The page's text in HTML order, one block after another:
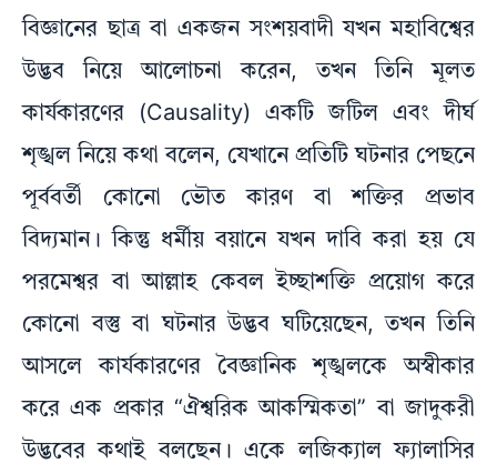
বিজ্ঞানের ছাত্র বা একজন সংশয়বাদী যখন মহাবিশ্বের
উদ্ভব নিয়ে আলোচনা করেন, তখন তিনি মূলত
কার্যকারণের (Causality) একটি জটিল এবং দীর্ঘ
শৃঙ্খল নিয়ে কথা বলেন, যেখানে প্রতিটি ঘটনার পেছনে
পূর্ববর্তী কোনো ভৌত কারণ বা শক্তির প্রভাব
বিদ্যমান। কিন্তু ধর্মীয় বয়ানে যখন দাবি করা হয় যে
পরমেশ্বর বা আল্লাহ কেবল ইচ্ছাশক্তি প্রয়োগ করে
কোনো বস্তু বা ঘটনার উদ্ভব ঘটিয়েছেন, তখন তিনি
আসলে কার্যকারণের বৈজ্ঞানিক শৃঙ্খলকে অস্বীকার
করে এক প্রকার “ঐশ্বরিক আকস্মিকতা” বা জাদুকরী
উদ্ভবের কথাই বলছেন। একে লজিক্যাল ফ্যালাসির